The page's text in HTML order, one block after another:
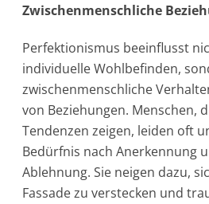
Zwischenmenschliche
Perfektionismus beeinflusst
individuelle Wohlbefinden,
zwischenmenschliche
von Beziehungen. Menschen,
Tendenzen zeigen, leiden oft
Bedürfnis nach Anerkennung
Ablehnung. Sie neigen dazu,
Fassade zu verstecken und